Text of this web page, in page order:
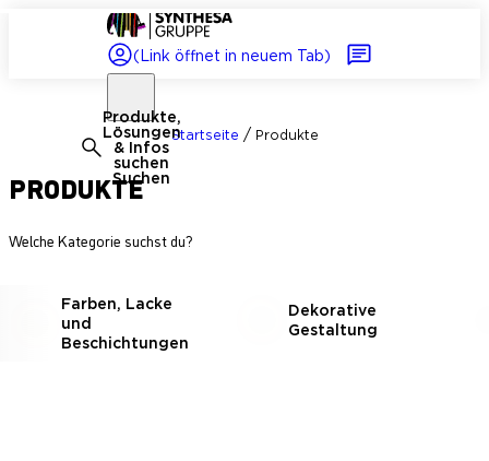
(Link öffnet in neuem Tab)
Produkte,
Lösungen
& Infos
suchen
Suchen
Startseite / Produkte
PRODUKTE
Welche Kategorie suchst du?
Farben, Lacke
und
Beschichtungen
Dekorative
Gestaltung